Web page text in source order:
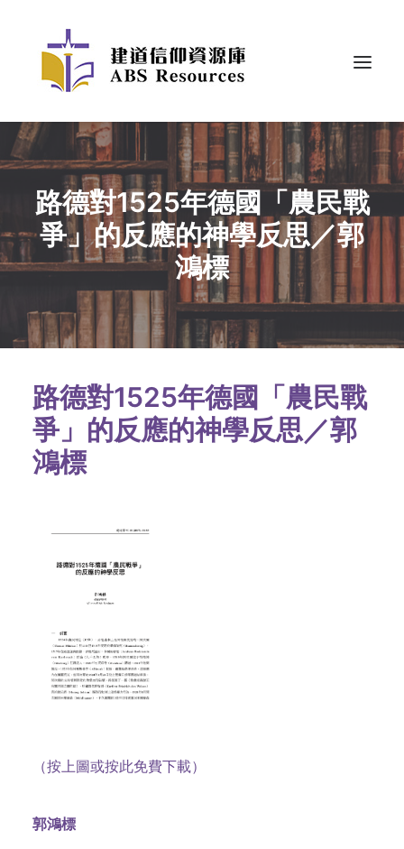
路德對1525年德國「農民戰
爭」的反應的神學反思／郭
鴻標
路德對1525年德國「農民戰
爭」的反應的神學反思／郭
鴻標
（按上圖或按此免費下載）
郭鴻標